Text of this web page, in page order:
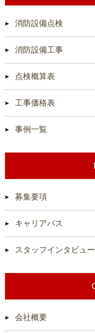
消防設備点検
消防設備工事
点検概算表
工事価格表
事例一覧
募集要項
キャリアパス
スタッフインタビュー
会社概要